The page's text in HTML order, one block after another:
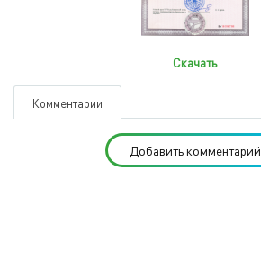
Скачать
Комментарии
Добавить комментарий